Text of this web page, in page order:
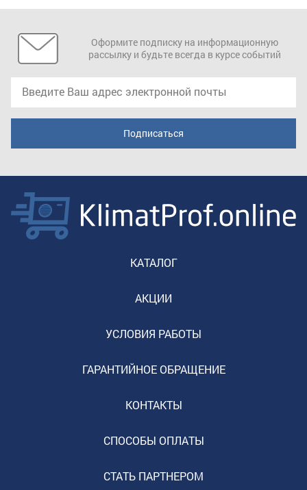
Оформите подписку на информационную
рассылку и будьте всегда в курсе событий
КАТАЛОГ
АКЦИИ
УСЛОВИЯ РАБОТЫ
ГАРАНТИЙНОЕ ОБРАЩЕНИЕ
КОНТАКТЫ
СПОСОБЫ ОПЛАТЫ
СТАТЬ ПАРТНЕРОМ